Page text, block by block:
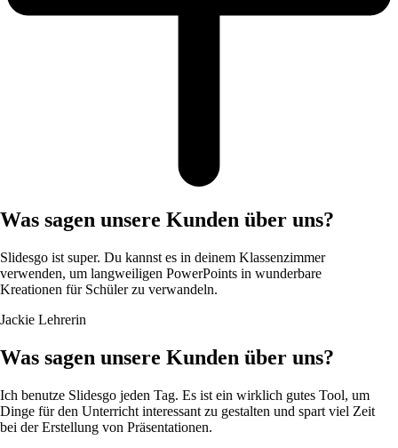
Was sagen unsere Kunden über uns?
Slidesgo ist super. Du kannst es in deinem Klassenzimmer
verwenden, um langweiligen PowerPoints in wunderbare
Kreationen für Schüler zu verwandeln.
Jackie Lehrerin
Was sagen unsere Kunden über uns?
Ich benutze Slidesgo jeden Tag. Es ist ein wirklich gutes Tool, um
Dinge für den Unterricht interessant zu gestalten und spart viel Zeit
bei der Erstellung von Präsentationen.